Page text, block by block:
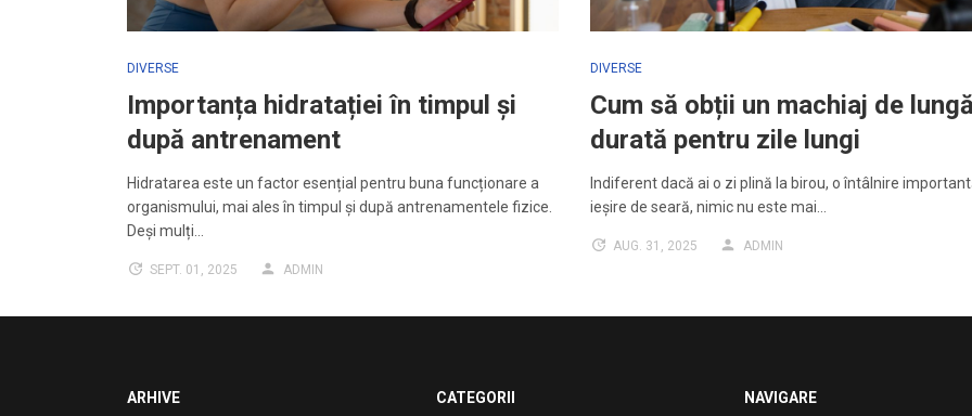
DIVERSE
Importanța hidratației în timpul și
după antrenament
Hidratarea este un factor esențial pentru buna funcționare a
organismului, mai ales în timpul și după antrenamentele fizice.
Deși mulți…
SEPT. 01, 2025 ADMIN
DIVERSE
Cum să obții un machiaj de
durată pentru zile lungi
Indiferent dacă ai o zi plină la birou, o întâlnire
ieșire de seară, nimic nu este mai…
AUG. 31, 2025 ADMIN
ARHIVE CATEGORII NAVIGARE